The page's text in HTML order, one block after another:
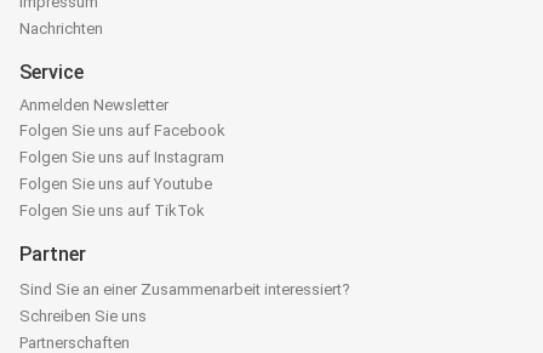
Nachrichten
Service
Anmelden Newsletter
Folgen Sie uns auf Facebook
Folgen Sie uns auf Instagram
Folgen Sie uns auf Youtube
Folgen Sie uns auf TikTok
Partner
Sind Sie an einer Zusammenarbeit interessiert?
Schreiben Sie uns
Partnerschaften